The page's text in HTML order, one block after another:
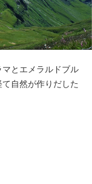
とエメラルドブル
自然が作りだした